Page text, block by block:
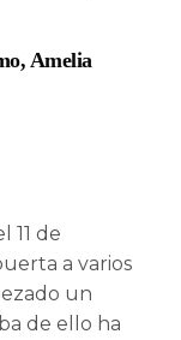
Amelia
11 de
a varios
un
de ello ha